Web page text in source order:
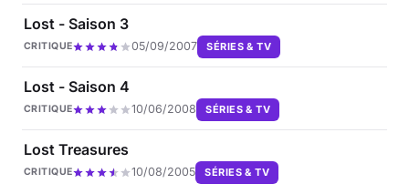
Lost - Saison 3
CRITIQUE 05/09/2007 SÉRIES & TV
Lost - Saison 4
CRITIQUE 10/06/2008 SÉRIES & TV
Lost Treasures
CRITIQUE 10/08/2005 SÉRIES & TV